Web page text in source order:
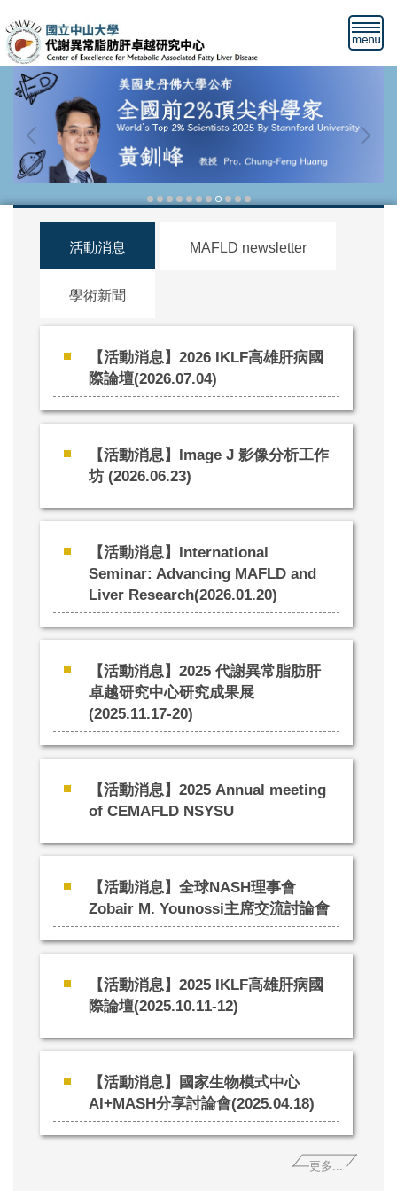
到
主
要
內
活動消息 MAFLD newsletter
學術新聞
【活動消息】2026 IKLF高雄肝病國
際論壇(2026.07.04)
【活動消息】Image J 影像分析工作
坊 (2026.06.23)
【活動消息】International
Seminar: Advancing MAFLD and
Liver Research(2026.01.20)
【活動消息】2025 代謝異常脂肪肝
卓越研究中心研究成果展
(2025.11.17-20)
【活動消息】2025 Annual meeting
of CEMAFLD NSYSU
【活動消息】全球NASH理事會
Zobair M. Younossi主席交流討論會
【活動消息】2025 IKLF高雄肝病國
際論壇(2025.10.11-12)
【活動消息】國家生物模式中心
AI+MASH分享討論會(2025.04.18)
更多...